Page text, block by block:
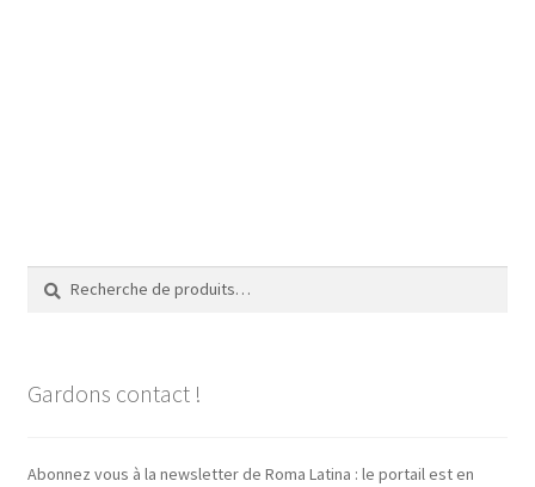
pour :
Gardons contact !
Abonnez vous à la newsletter de Roma Latina : le portail est en